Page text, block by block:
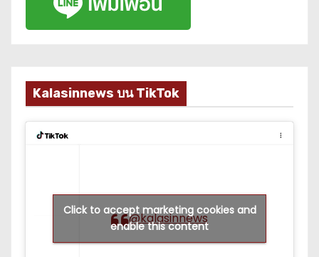
Kalasinnews บน TikTok
@kalasinnews
Click to accept marketing cookies and
enable this content